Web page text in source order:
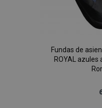
Fundas de
ROYAL